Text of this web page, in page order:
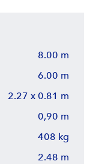
8.00 m
6.00 m
2.27 x 0.81 m
0,90 m
408 kg
2.48 m